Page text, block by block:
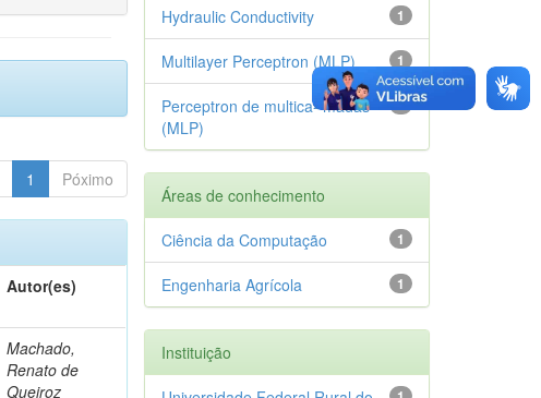
1 Póximo
Autor(es)
Machado,
Renato de
Queiroz
1
Hydraulic Conductivity
1
Multilayer Perceptron (MLP)
1
Perceptron de multica- madas
(MLP)
Áreas de conhecimento
1
Ciência da Computação
1
Engenharia Agrícola
Instituição